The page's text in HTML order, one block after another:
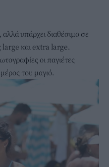
υπάρχει διαθέσιμο σε
large και extra large.
οι παγιέτες
του μαγιό.